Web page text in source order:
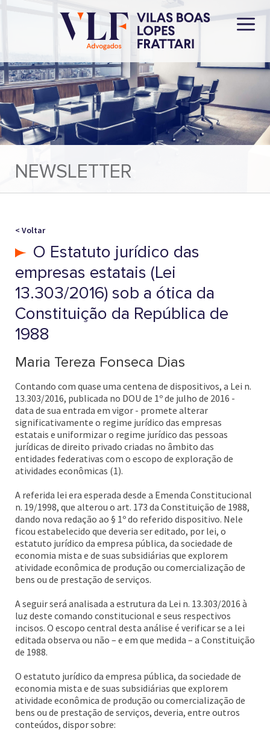
NEWSLETTER
< Voltar
O Estatuto jurídico das
empresas estatais (Lei
13.303/2016) sob a ótica da
Constituição da República de
1988
Maria Tereza Fonseca Dias
Contando com quase uma centena de dispositivos, a Lei n.
13.303/2016, publicada no DOU de 1º de julho de 2016 -
data de sua entrada em vigor - promete alterar
significativamente o regime jurídico das empresas
estatais e uniformizar o regime jurídico das pessoas
jurídicas de direito privado criadas no âmbito das
entidades federativas com o escopo de exploração de
atividades econômicas (1).
A referida lei era esperada desde a Emenda Constitucional
n. 19/1998, que alterou o art. 173 da Constituição de 1988,
dando nova redação ao § 1º do referido dispositivo. Nele
ficou estabelecido que deveria ser editado, por lei, o
estatuto jurídico da empresa pública, da sociedade de
economia mista e de suas subsidiárias que explorem
atividade econômica de produção ou comercialização de
bens ou de prestação de serviços.
A seguir será analisada a estrutura da Lei n. 13.303/2016 à
luz deste comando constitucional e seus respectivos
incisos. O escopo central desta análise é verificar se a lei
editada observa ou não – e em que medida – a Constituição
de 1988.
O estatuto jurídico da empresa pública, da sociedade de
economia mista e de suas subsidiárias que explorem
atividade econômica de produção ou comercialização de
bens ou de prestação de serviços, deveria, entre outros
conteúdos, dispor sobre: